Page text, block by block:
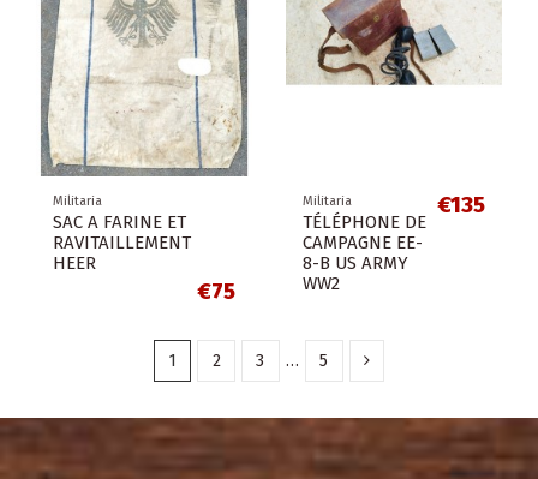
Militaria
SAC A FARINE ET
RAVITAILLEMENT
HEER
€75
Militaria
TÉLÉPHONE DE
CAMPAGNE EE-
8-B US ARMY
WW2
€135
1 2 3 … 5